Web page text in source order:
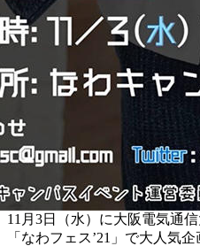
11月3日（水）に大阪電気通
「なわフェス’21」で大人気